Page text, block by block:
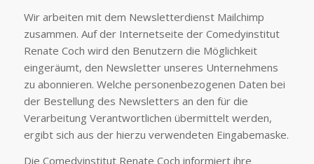
Wir arbeiten mit dem Newsletterdienst Mailchimp
zusammen. Auf der Internetseite der Comedyinstitut
Renate Coch wird den Benutzern die Möglichkeit
eingeräumt, den Newsletter unseres Unternehmens
zu abonnieren. Welche personenbezogenen Daten bei
der Bestellung des Newsletters an den für die
Verarbeitung Verantwortlichen übermittelt werden,
ergibt sich aus der hierzu verwendeten Eingabemaske.
Die Comedyinstitut Renate Coch informiert ihre